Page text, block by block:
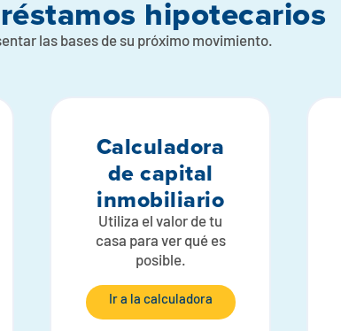
hipotecarios
las bases de su próximo movimiento.
Calculadora
de capital
inmobiliario
Utiliza el valor de tu
casa para ver qué es
posible.
Ir a la calculadora